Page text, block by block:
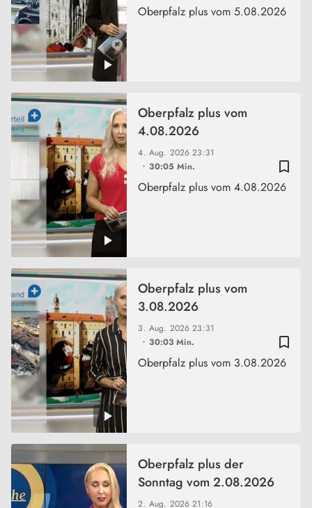
Oberpfalz plus vom 5.08.2026
bookmark_border
4. Aug. 202623:31
30:05 Min.
Oberpfalz plus vom
4.08.2026
Oberpfalz plus vom 4.08.2026
bookmark_border
3. Aug. 202623:31
30:03 Min.
Oberpfalz plus vom
3.08.2026
Oberpfalz plus vom 3.08.2026
2. Aug. 202621:16
Oberpfalz plus der
Sonntag vom 2.08.2026